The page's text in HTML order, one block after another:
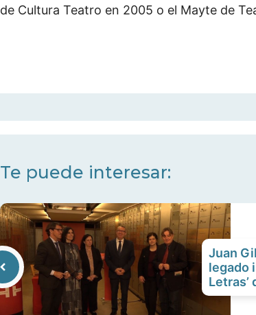
de Cultura Teatro en 2005 o el Mayte de
Te puede interesar:
Juan
legado